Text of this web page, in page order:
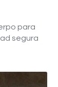
para
segura